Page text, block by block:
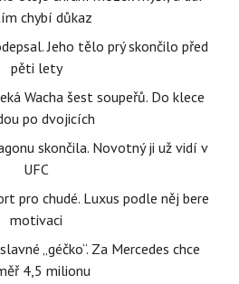
chybí důkaz
Jeho tělo prý skončilo před
pěti lety
Wacha šest soupeřů. Do klece
po dvojicích
skončila. Novotný ji už vidí v
UFC
pro chudé. Luxus podle něj bere
motivaci
„géčko“. Za Mercedes chce
4,5 milionu